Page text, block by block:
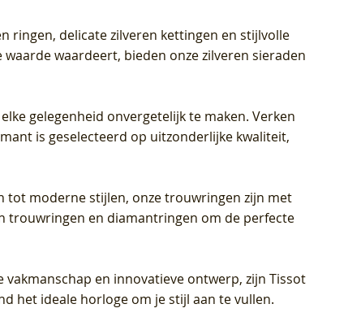
ringen, delicate zilveren kettingen en stijlvolle
waardeert, bieden onze zilveren sieraden
gelegenheid onvergetelijk te maken. Verken
is geselecteerd op uitzonderlijke kwaliteit,
tot moderne stijlen, onze trouwringen zijn met
trouwringen en diamantringen om de perfecte
en innovatieve ontwerp, zijn Tissot
het ideale horloge om je stijl aan te vullen.